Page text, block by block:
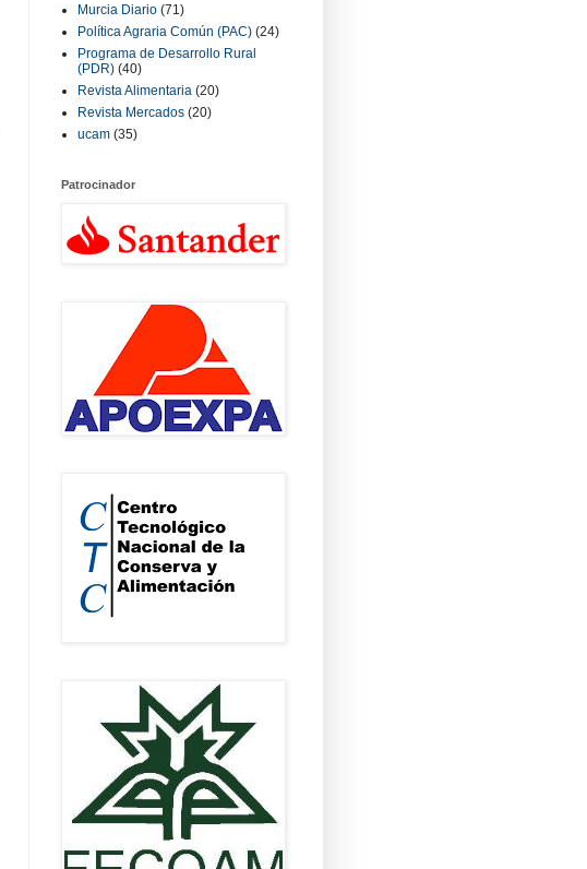
Murcia Diario (71)
Política Agraria Común (PAC) (24)
Programa de Desarrollo Rural
(PDR) (40)
Revista Alimentaria (20)
Revista Mercados (20)
ucam (35)
Patrocinador